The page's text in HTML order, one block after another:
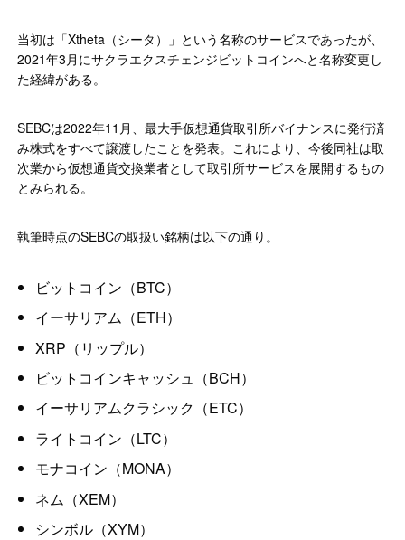
当初は「Xtheta（シータ）」という名称のサービスであったが、
2021年3月にサクラエクスチェンジビットコインへと名称変更し
た経緯がある。
SEBCは2022年11月、最大手仮想通貨取引所バイナンスに発行済
み株式をすべて譲渡したことを発表。これにより、今後同社は取
次業から仮想通貨交換業者として取引所サービスを展開するもの
とみられる。
執筆時点のSEBCの取扱い銘柄は以下の通り。
ビットコイン（BTC）
イーサリアム（ETH）
XRP（リップル）
ビットコインキャッシュ（BCH）
イーサリアムクラシック（ETC）
ライトコイン（LTC）
モナコイン（MONA）
ネム（XEM）
シンボル（XYM）